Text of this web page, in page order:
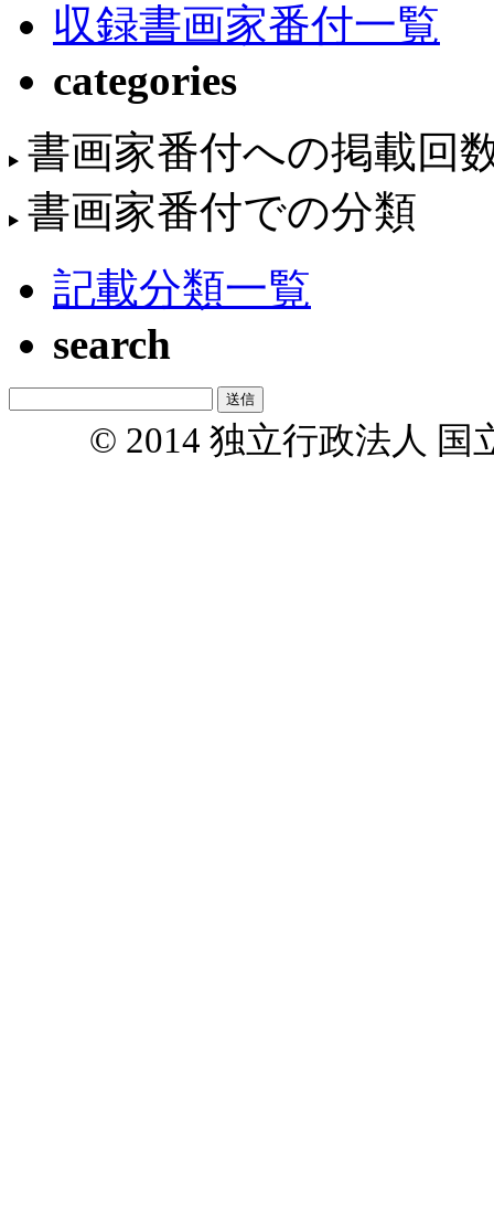
収録書画家番付一覧
categories
書画家番付への掲載回
書画家番付での分類
記載分類一覧
search
© 2014 独立行政法人 国